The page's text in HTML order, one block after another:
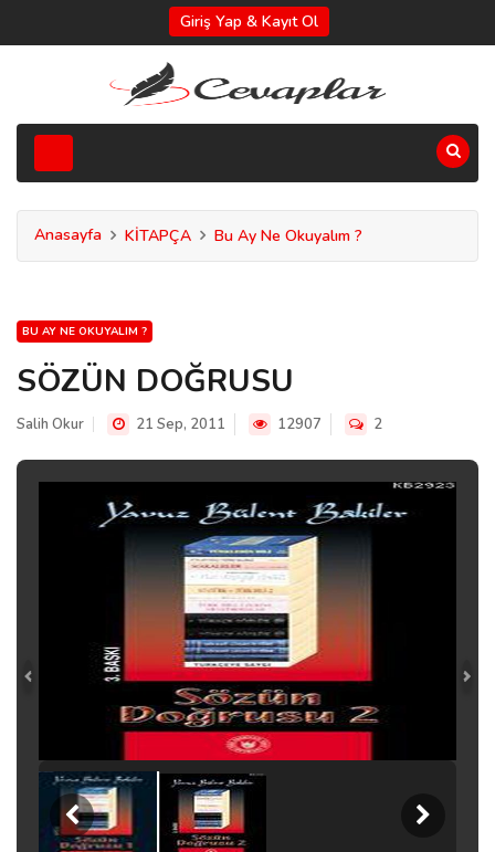
Giriş Yap & Kayıt Ol
Anasayfa KİTAPÇA Bu Ay Ne Okuyalım ?
BU AY NE OKUYALIM ?
SÖZÜN DOĞRUSU
Salih Okur 21 Sep, 2011 12907 2